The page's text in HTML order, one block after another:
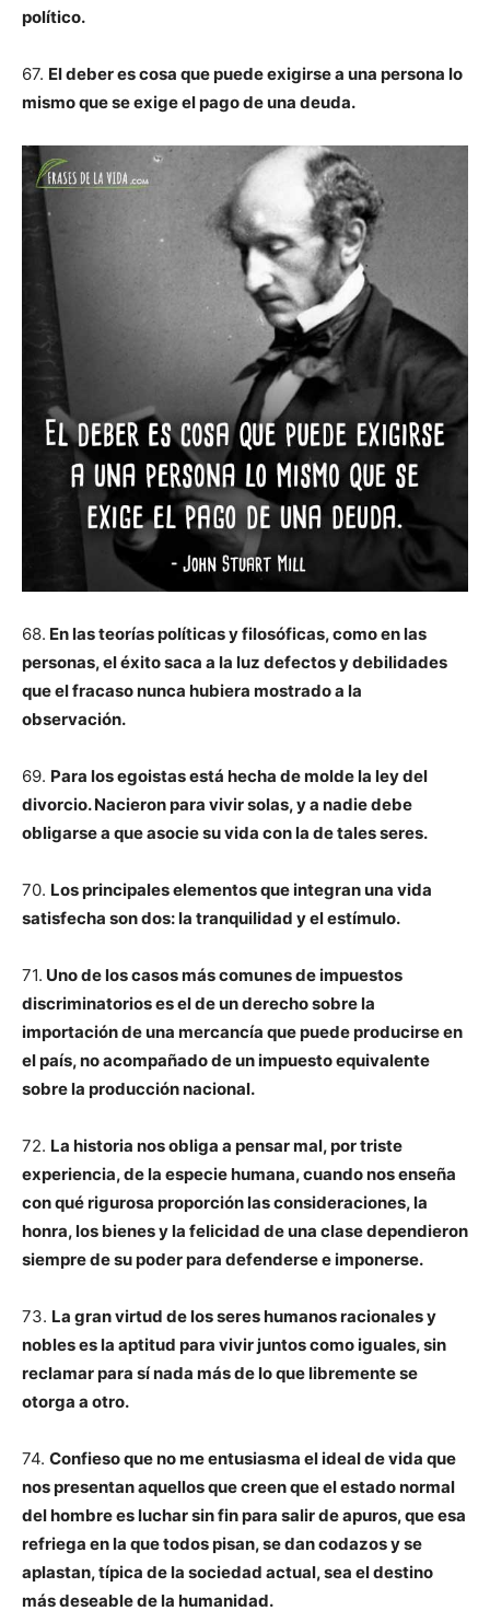
político.
67. El deber es cosa que puede exigirse a una persona lo
mismo que se exige el pago de una deuda.
68. En las teorías políticas y filosóficas, como en las
personas, el éxito saca a la luz defectos y debilidades
que el fracaso nunca hubiera mostrado a la
observación.
69. Para los egoistas está hecha de molde la ley del
divorcio. Nacieron para vivir solas, y a nadie debe
obligarse a que asocie su vida con la de tales seres.
70. Los principales elementos que integran una vida
satisfecha son dos: la tranquilidad y el estímulo.
71. Uno de los casos más comunes de impuestos
discriminatorios es el de un derecho sobre la
importación de una mercancía que puede producirse en
el país, no acompañado de un impuesto equivalente
sobre la producción nacional.
72. La historia nos obliga a pensar mal, por triste
experiencia, de la especie humana, cuando nos enseña
con qué rigurosa proporción las consideraciones, la
honra, los bienes y la felicidad de una clase dependieron
siempre de su poder para defenderse e imponerse.
73. La gran virtud de los seres humanos racionales y
nobles es la aptitud para vivir juntos como iguales, sin
reclamar para sí nada más de lo que libremente se
otorga a otro.
74. Confieso que no me entusiasma el ideal de vida que
nos presentan aquellos que creen que el estado normal
del hombre es luchar sin fin para salir de apuros, que esa
refriega en la que todos pisan, se dan codazos y se
aplastan, típica de la sociedad actual, sea el destino
más deseable de la humanidad.